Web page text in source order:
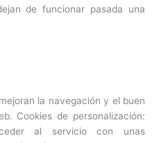
de funcionar pasada una
la navegación y el buen
Cookies de personalización:
al servicio con unas